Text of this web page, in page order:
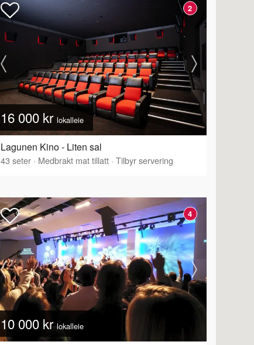
2
16 000 kr lokalleie
Lagunen Kino - Liten sal
43 seter · Medbrakt mat tillatt · Tilbyr servering
4
10 000 krlokalleie